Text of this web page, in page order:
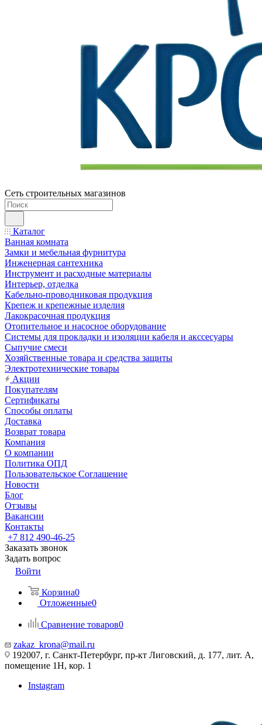
Сеть строительных магазинов
Каталог
Ванная комната
Замки и мебельная фурнитура
Инженерная сантехника
Инструмент и расходные материалы
Интерьер, отделка
Кабельно-проводниковая продукция
Крепеж и крепежные изделия
Лакокрасочная продукция
Отопительное и насосное оборудование
Системы для прокладки и изоляции кабеля и акссесуары
Сыпучие смеси
Хозяйственные товара и средства защиты
Электротехнические товары
Акции
Покупателям
Сертификаты
Способы оплаты
Доставка
Возврат товара
Компания
О компании
Политика ОПД
Пользовательское Соглашение
Новости
Блог
Отзывы
Вакансии
Контакты
+7 812 490-46-25
Заказать звонок
Задать вопрос
Войти
Корзина0
Отложенные0
Сравнение товаров0
zakaz_krona@mail.ru
192007, г. Санкт-Петербург, пр-кт Лиговский, д. 177, лит. А,
помещение 1Н, кор. 1
Instagram